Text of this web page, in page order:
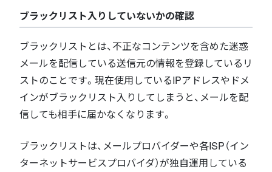
ブラックリスト入りしていないかの確認
ブラックリストとは、不正なコンテンツを含めた迷惑
メールを配信している送信元の情報を登録しているリ
ストのことです。現在使用しているIPアドレスやドメ
インがブラックリスト入りしてしまうと、メールを配
信しても相手に届かなくなります。
ブラックリストは、メールプロバイダーや各ISP（イン
ターネットサービスプロバイダ）が独自運用している